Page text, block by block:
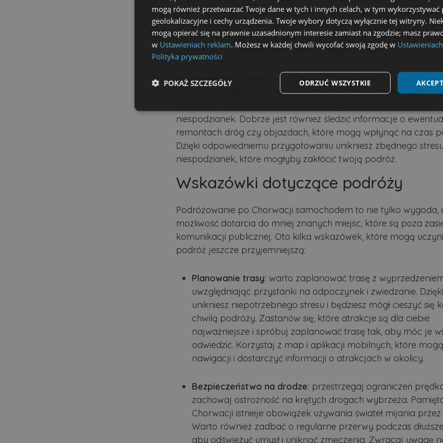
również transpondery ENC, które umożliwiają automatyczne
opłat i skracają czas oczekiwania na bramkach. To rozwiązanie
szczególnie przydatne w sezonie turystycznym, gdy ruch na
wzmożony i kolejki do bramek mogą być długie.
Warto także pamiętać, że w Chorwacji obowiązują winiety na
mostach i tunelach, jak np. na most Krk. Planując trasę, warto
niespodzianek. Dobrze jest również śledzić informacje o
remontach dróg czy objazdach, które mogą wpłynąć na czas
Dzięki odpowiedniemu przygotowaniu unikniesz zbędnego
niespodzianek, które mogłyby zakłócić twoją podróż.
Wskazówki dotyczące podróży
Podróżowanie po Chorwacji samochodem to nie tylko wygoda,
możliwość dotarcia do mniej znanych miejsc, które są poza
komunikacji publicznej. Oto kilka wskazówek, które mogą
podróż jeszcze przyjemniejszą:
Planowanie trasy: warto zaplanować trasę z
uwzględniając przystanki na odpoczynek i zwiedzanie.
unikniesz niepotrzebnego stresu i będziesz mógł cieszyć się
chwilą podróży. Zastanów się, które atrakcje są dla ciebie
najważniejsze i spróbuj zaplanować trasę tak, aby móc je
odwiedzić. Korzystaj z map i aplikacji mobilnych, które
nawigacji i dostarczyć informacji o atrakcjach w okolicy.
Bezpieczeństwo na drodze: przestrzegaj ograniczeń
zachowaj ostrożność na krętych drogach wybrzeża.
Chorwacji istnieje obowiązek używania świateł mijania przez
Warto również zadbać o regularne przerwy podczas
aby odświeżyć umysł i uniknąć zmęczenia. Zwracaj uwagę
mogą również przetwarzać Twoje dane w tych i innych celach, w tym wykorzystywać
geolokalizacyjne i cechy urządzenia. Twoje wybory dotyczą wyłącznie tej witryny.
mogą opierać się na prawnie uzasadnionym interesie zamiast na zgodzie; masz
w Ustawieniach reklam. Możesz w każdej chwili wycofać swoją zgodę w
Polityka prywatności
ODRZUĆ WSZYSTKIE
POKAŻ SZCZEGÓŁY
Niezbędne Wydajność Targetowanie Funkcjonalność
Niezbędne Wydajność Targetowanie Funkcjonalność
zarządzanie kontem. Bez niezbędnych plików cookie nie można prawidłowo korzystać ze strony internetowej.
Nazwa
Dostawca
Okres
przechowywania
Opis
sekund
lubartow24.pl
zapamiętywania preferencji
pliki cookie. Jest to konieczne, aby
Script.com działał poprawnie.
VISITOR_PRIVACY_METADATA
YouTube
.youtube.com
5 miesięcy 4
tygodnie
Ten plik cookie jest używany do
użytkownika i wyboru prywatności dla
Rejestruje dane dotyczące zgody
polityki i ustawienia prywatności,
preferencje zostaną uhonorowane w
PHP.net
.lubartow24.pl
3 dni
Cookie generowane przez aplikacje
to identyfikator ogólnego przeznaczenia
zmiennych sesji użytkownika. Zwykle
losowo, sposób jej użycia może być
4 minuty 57
sekund
Plik niezbędny do prawidłowego
Dostawca/
Okres
Opis
Dostawca/ Domena Okres przechowywania
Dostawca/Domena Okres